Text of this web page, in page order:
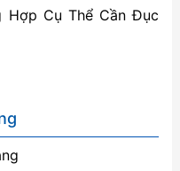
Hợp Cụ Thể Cần Đục